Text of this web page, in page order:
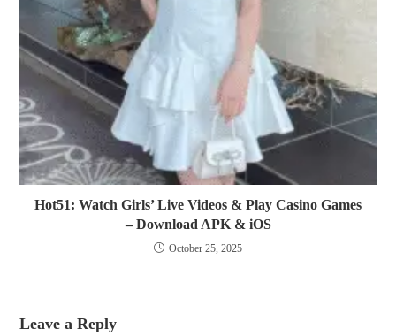
Hot51: Watch Girls’ Live Videos & Play Casino Games
– Download APK & iOS
October 25, 2025
Leave a Reply